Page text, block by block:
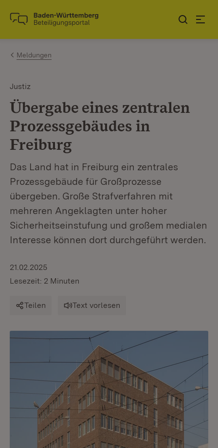
Zum Inhalt springen
Link zur Startseite
Meldungen
Justiz
Übergabe eines zentralen
Prozessgebäudes in
Freiburg
Das Land hat in Freiburg ein zentrales
Prozessgebäude für Großprozesse
übergeben. Große Strafverfahren mit
mehreren Angeklagten unter hoher
Sicherheitseinstufung und großem medialen
Interesse können dort durchgeführt werden.
21.02.2025
Lesezeit: 2 Minuten
Teilen Text vorlesen